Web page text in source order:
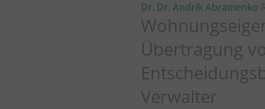
Dr. Dr. Andrik Abramenko
Übertragung
Verwalter